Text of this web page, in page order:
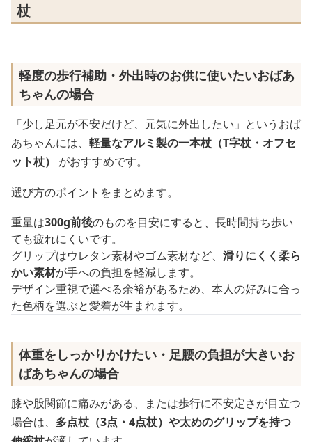
杖
軽度の歩行補助・外出時のお供に使いたいおばあ
ちゃんの場合
「少し足元が不安だけど、元気に外出したい」というおば
あちゃんには、 軽量なアルミ製の一本杖（T字杖・オフセ
ット杖）
がおすすめです。
選び方のポイントをまとめます。
重量は300g前後のものを目安にすると、長時間持ち歩い
ても疲れにくいです。
グリップはウレタン素材やゴム素材など、 滑りにくく柔ら
かい素材が手への負担を軽減します。
デザイン重視で選べる余裕があるため、本人の好みに合っ
た色柄を選ぶと愛着が生まれます。
体重をしっかりかけたい・足腰の負担が大きいお
ばあちゃんの場合
膝や股関節に痛みがある、または歩行に不安定さが目立つ
場合は、 多点杖（3点・4点杖）や太めのグリップを持つ